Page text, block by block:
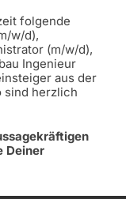
folgende
w/d),
(m/w/d),
Ingenieur
aus der
sind herzlich
Deiner